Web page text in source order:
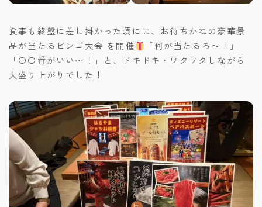
食事も終盤に差し掛かった頃には、お待ちかねの豪華景
品が当たるビンゴ大会 を開催
「何が当たるろ〜！」
「〇〇番がいい〜！」と、ドキドキ・ワクワクしながら
大盛り上がりでした！